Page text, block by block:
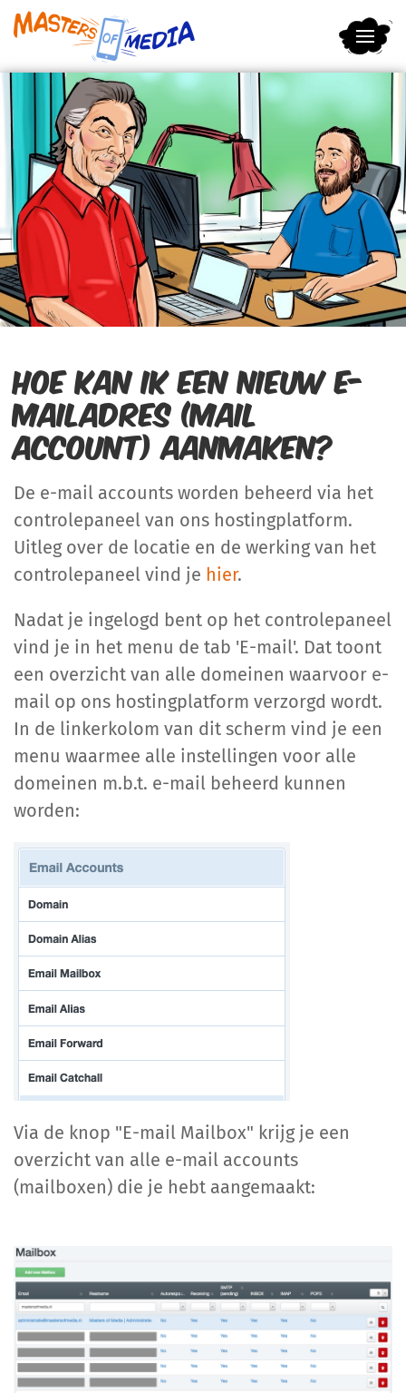
Terug naar hoofdinhoud
Hoe kan ik een nieuw e-
mailadres (mail
account) aanmaken?
De e-mail accounts worden beheerd via het
controlepaneel van ons hostingplatform.
Uitleg over de locatie en de werking van het
controlepaneel vind je hier.
Nadat je ingelogd bent op het controlepaneel
vind je in het menu de tab 'E-mail'. Dat toont
een overzicht van alle domeinen waarvoor e-
mail op ons hostingplatform verzorgd wordt.
In de linkerkolom van dit scherm vind je een
menu waarmee alle instellingen voor alle
domeinen m.b.t. e-mail beheerd kunnen
worden:
Via de knop "E-mail Mailbox" krijg je een
overzicht van alle e-mail accounts
(mailboxen) die je hebt aangemaakt: